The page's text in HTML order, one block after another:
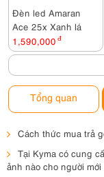
Đèn led Amaran
Ace 25x Xanh lá
1,590,000 đ
Tổng quan
Cách thức mua trả
Tại Kyma có cung
ảnh nào cho người